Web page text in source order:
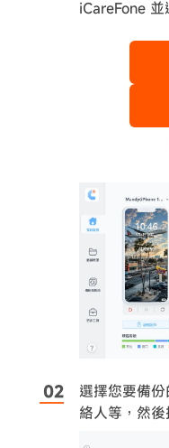
iCareFone 並
選擇您要備
絡人等，然後